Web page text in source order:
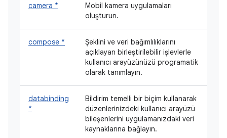
camera *
Mobil kamera uygulamaları
oluşturun.
compose *
Şeklini ve veri bağımlılıklarını
açıklayan birleştirilebilir işlevlerle
kullanıcı arayüzünüzü programatik
olarak tanımlayın.
databinding
*
Bildirim temelli bir biçim kullanarak
düzenlerinizdeki kullanıcı arayüzü
bileşenlerini uygulamanızdaki veri
kaynaklarına bağlayın.